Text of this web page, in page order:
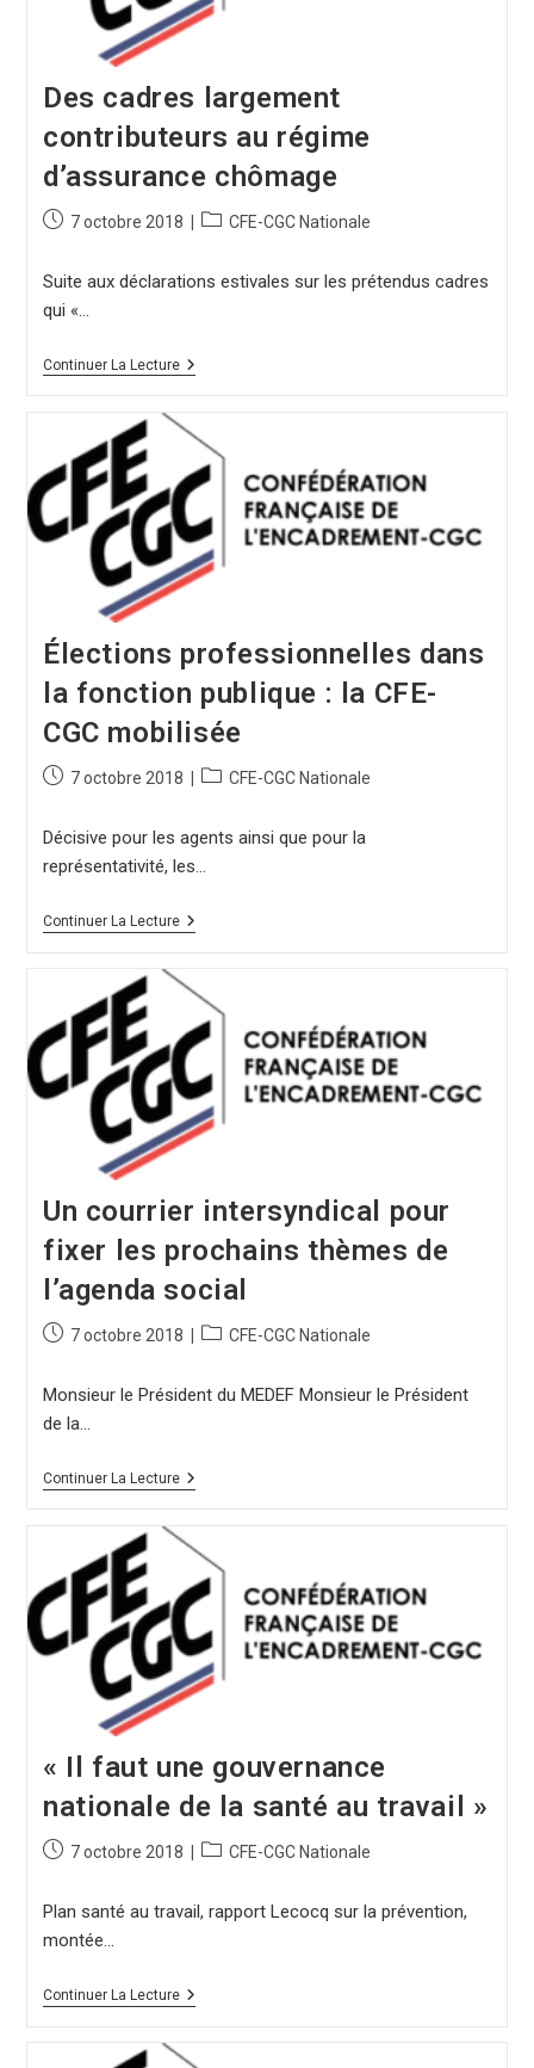
Des cadres largement
contributeurs au régime
d’assurance chômage
7 octobre 2018 CFE-CGC Nationale
Suite aux déclarations estivales sur les prétendus cadres
qui «…
Continuer La Lecture
Élections professionnelles dans
la fonction publique : la CFE-
CGC mobilisée
7 octobre 2018 CFE-CGC Nationale
Décisive pour les agents ainsi que pour la
représentativité, les…
Continuer La Lecture
Un courrier intersyndical pour
fixer les prochains thèmes de
l’agenda social
7 octobre 2018 CFE-CGC Nationale
Monsieur le Président du MEDEF Monsieur le Président
de la…
Continuer La Lecture
« Il faut une gouvernance
nationale de la santé au travail »
7 octobre 2018 CFE-CGC Nationale
Plan santé au travail, rapport Lecocq sur la prévention,
montée…
Continuer La Lecture